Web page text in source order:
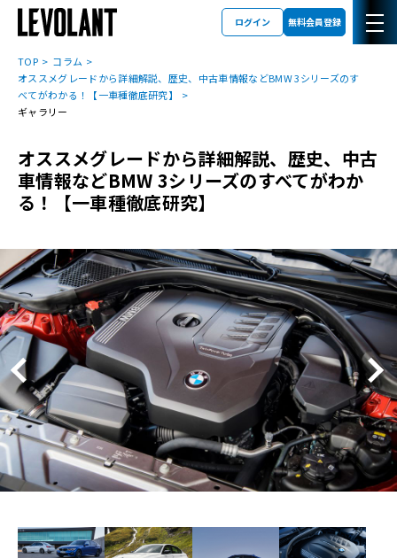
ログイン 無料会員登録
TOP
コラム
オススメグレードから詳細解説、歴史、中古車情報などBMW 3シリーズのす
べてがわかる！【一車種徹底研究】
ギャラリー
オススメグレードから詳細解説、歴史、中古
車情報などBMW 3シリーズのすべてがわか
る！【一車種徹底研究】